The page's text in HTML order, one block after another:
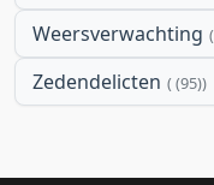
Weersverwachting
Zedendelicten (95)